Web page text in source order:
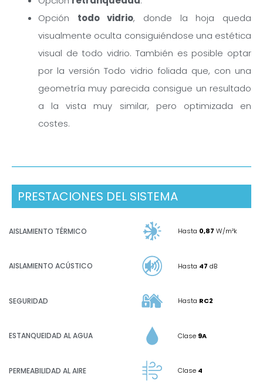
Opción todo vidrio, donde la hoja queda
visualmente oculta consiguiéndose una estética
visual de todo vidrio. También es posible optar
por la versión Todo vidrio foliada que, con una
geometría muy parecida consigue un resultado
a la vista muy similar, pero optimizada en
costes.
PRESTACIONES DEL SISTEMA
AISLAMIENTO TÉRMICO Hasta 0,87 W/m²k
AISLAMIENTO ACÚSTICO Hasta 47 dB
SEGURIDAD Hasta RC2
ESTANQUEIDAD AL AGUA Clase 9A
PERMEABILIDAD AL AIRE Clase 4